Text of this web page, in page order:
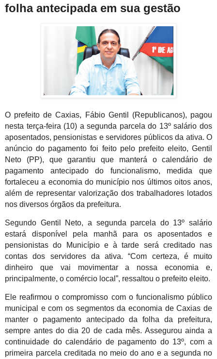
folha antecipada em sua gestão
O prefeito de Caxias, Fábio Gentil (Republicanos), pagou
nesta terça-feira (10) a segunda parcela do 13º salário dos
aposentados, pensionistas e servidores públicos da ativa. O
anúncio do pagamento foi feito pelo prefeito eleito, Gentil
Neto (PP), que garantiu que manterá o calendário de
pagamento antecipado do funcionalismo, medida que
fortaleceu a economia do município nos últimos oitos anos,
além de representar valorização dos trabalhadores lotados
nos diversos órgãos da prefeitura.
Segundo Gentil Neto, a segunda parcela do 13º salário
estará disponível pela manhã para os aposentados e
pensionistas do Município e à tarde será creditado nas
contas dos servidores da ativa. “Com certeza, é muito
dinheiro que vai movimentar a nossa economia e,
principalmente, o comércio local”, ressaltou o prefeito eleito.
Ele reafirmou o compromisso com o funcionalismo público
municipal e com os segmentos da economia de Caxias de
manter o pagamento antecipado da folha da prefeitura,
sempre antes do dia 20 de cada mês. Assegurou ainda a
continuidade do calendário de pagamento do 13º, com a
primeira parcela creditada no meio do ano e a segunda no